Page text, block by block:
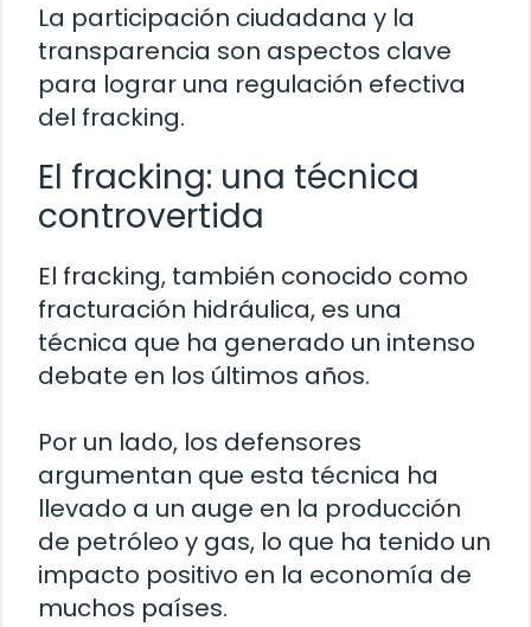
La participación ciudadana y la
transparencia son aspectos clave
para lograr una regulación efectiva
del fracking.
El fracking: una técnica
controvertida
El fracking, también conocido como
fracturación hidráulica, es una
técnica que ha generado un intenso
debate en los últimos años.
Por un lado, los defensores
argumentan que esta técnica ha
llevado a un auge en la producción
de petróleo y gas, lo que ha tenido un
impacto positivo en la economía de
muchos países.